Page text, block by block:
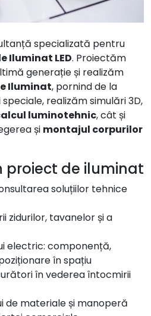
specializată pentru
Iluminat LED. Proiectăm
generație și realizăm
Iluminat, pornind de la
realizăm simulări 3D,
luminotehnic, cât și
și montajul corpurilor
proiect de iluminat
soluțiilor tehnice
zidurilor, tavanelor și a
electric: componență,
în spațiu
în vederea întocmirii
de materiale și manoperă